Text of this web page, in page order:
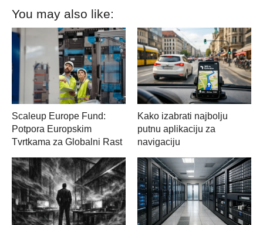
You may also like:
Scaleup Europe Fund:
Potpora Europskim
Tvrtkama za Globalni Rast
Kako izabrati najbolju
putnu aplikaciju za
navigaciju